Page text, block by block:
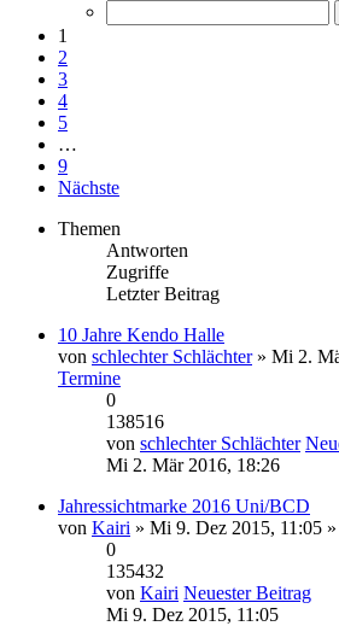
1
2
3
4
5
…
9
Nächste
Themen
Antworten
Zugriffe
Letzter Beitrag
10 Jahre Kendo Halle
von schlechter Schlächter» Mi 2.
Termine
0
138516
von schlechter Schlächter
Mi 2. Mär 2016, 18:26
Jahressichtmarke 2016 Uni/BCD
von Kairi » Mi 9. Dez 2015, 11:05
0
135432
von Kairi Neuester Beitrag
Mi 9. Dez 2015, 11:05